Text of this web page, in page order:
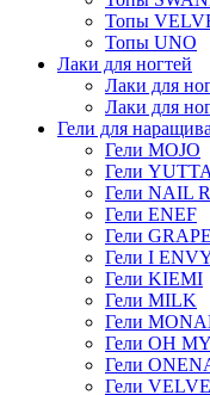
Топы
Топы UNO
Лаки для ногтей
Лаки для
Лаки для
Гели для
Гели MOJO
Гели YUTTA
Гели NAIL
Гели ENEF
Гели GRAPE
Гели I
Гели KIEMI
Гели MILK
Гели
Гели OH
Гели
Гели